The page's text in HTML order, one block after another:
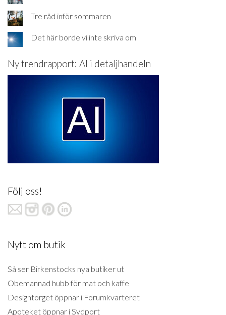
Tre råd inför sommaren
Det här borde vi inte skriva om
Ny trendrapport: AI i detaljhandeln
Följ oss!
Nytt om butik
Så ser Birkenstocks nya butiker ut
Obemannad hubb för mat och kaffe
Designtorget öppnar i Forumkvarteret
Apoteket öppnar i Sydport